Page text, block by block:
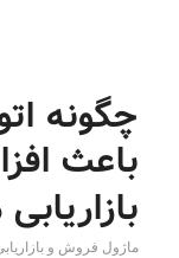
چگونه
باعث
ماژول فروش و